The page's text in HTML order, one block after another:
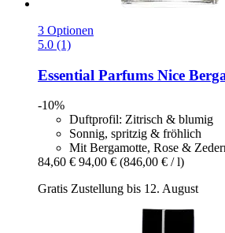
3 Optionen
5.0 (1)
Essential Parfums Nice
-10%
Duftprofil: Zitrisch & blumig
Sonnig, spritzig & fröhlich
Mit Bergamotte, Rose &
84,60 € 94,00 € (846,00 € / l)
Gratis Zustellung bis 12. August